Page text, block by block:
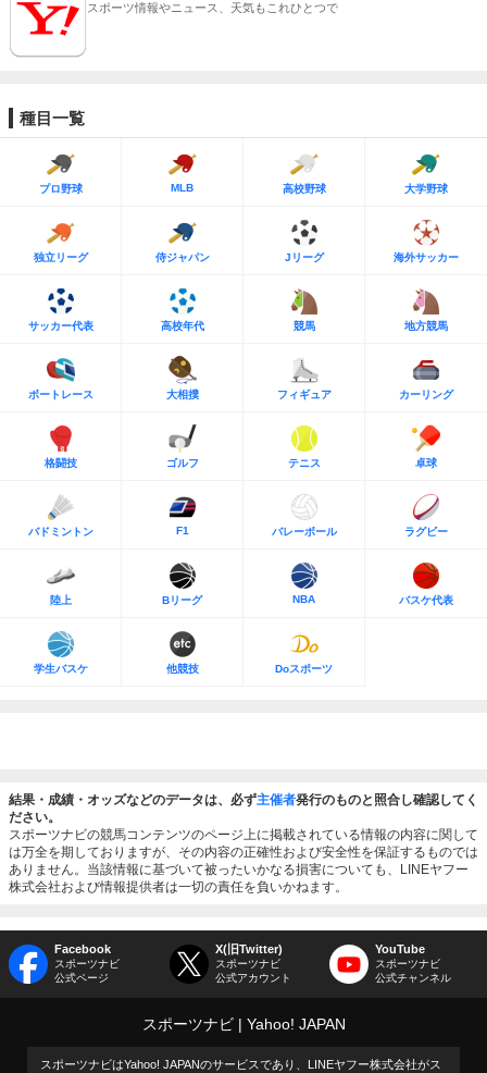
スポーツ情報やニュース、天気もこれひとつで
種目一覧
プロ野球 MLB 高校野球 大学野球
独立リーグ 侍ジャパン Jリーグ 海外サッカー
サッカー代表 高校年代 競馬 地方競馬
ボートレース 大相撲 フィギュア カーリング
格闘技 ゴルフ テニス 卓球
バドミントン F1 バレーボール ラグビー
陸上 Bリーグ NBA バスケ代表
学生バスケ 他競技 Doスポーツ
結果・成績・オッズなどのデータは、必ず主催者発行のものと照合し確認してく
ださい。
スポーツナビの競馬コンテンツのページ上に掲載されている情報の内容に関して
は万全を期しておりますが、その内容の正確性および安全性を保証するものでは
ありません。当該情報に基づいて被ったいかなる損害についても、LINEヤフー
株式会社および情報提供者は一切の責任を負いかねます。
Facebook
スポーツナビ
公式ページ
X(旧Twitter)
スポーツナビ
公式アカウント
YouTube
スポーツナビ
公式チャンネル
スポーツナビ Yahoo! JAPAN
スポーツナビはYahoo! JAPANのサービスであり、LINEヤフー株式会社がス